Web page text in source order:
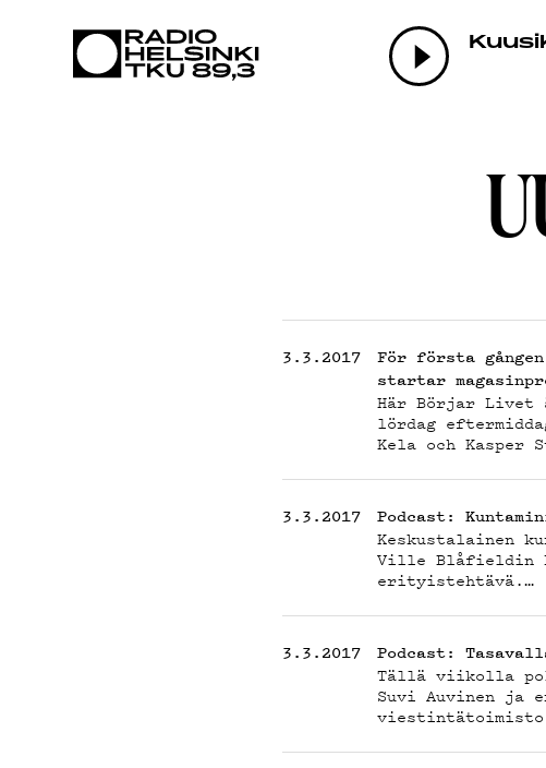
3.3.2017
För första
startar
Här Börjar Livet
lördag
Kela och Kasper
3.3.2017 Podcast:
Keskustalainen
Ville Blåfieldin
erityistehtävä.…
3.3.2017 Podcast:
Tällä viikolla
Suvi Auvinen ja
viestintätoimisto